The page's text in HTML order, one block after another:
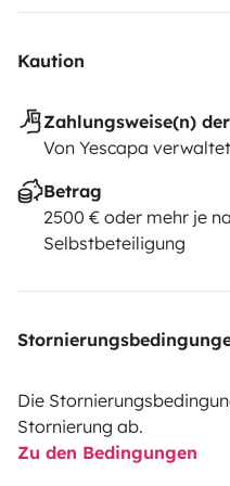
Kaution
Zahlungsweise(n)
Von Yescapa
Betrag
2500 € oder mehr je
Selbstbeteiligung
Die
Stornierung ab.
Zu den Bedingungen